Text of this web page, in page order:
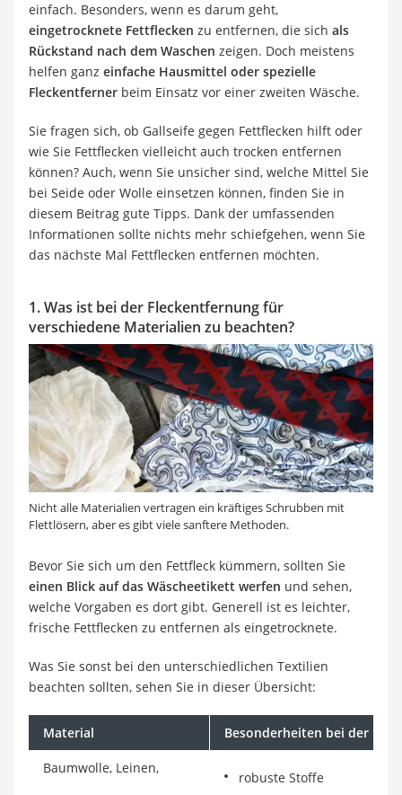
einfach. Besonders, wenn es darum geht,
eingetrocknete Fettflecken zu entfernen, die sich als
Rückstand nach dem Waschen zeigen. Doch meistens
helfen ganz einfache Hausmittel oder spezielle
Fleckentferner beim Einsatz vor einer zweiten Wäsche.
Sie fragen sich, ob Gallseife gegen Fettflecken hilft oder
wie Sie Fettflecken vielleicht auch trocken entfernen
können? Auch, wenn Sie unsicher sind, welche Mittel Sie
bei Seide oder Wolle einsetzen können, finden Sie in
diesem Beitrag gute Tipps. Dank der umfassenden
Informationen sollte nichts mehr schiefgehen, wenn Sie
das nächste Mal Fettflecken entfernen möchten.
1. Was ist bei der Fleckentfernung für
verschiedene Materialien zu beachten?
Nicht alle Materialien vertragen ein kräftiges Schrubben mit
Flettlösern, aber es gibt viele sanftere Methoden.
Bevor Sie sich um den Fettfleck kümmern, sollten Sie
einen Blick auf das Wäscheetikett werfen und sehen,
welche Vorgaben es dort gibt. Generell ist es leichter,
frische Fettflecken zu entfernen als eingetrocknete.
Was Sie sonst bei den unterschiedlichen Textilien
beachten sollten, sehen Sie in dieser Übersicht:
Material Besonderheiten bei der
Baumwolle, Leinen,
robuste Stoffe